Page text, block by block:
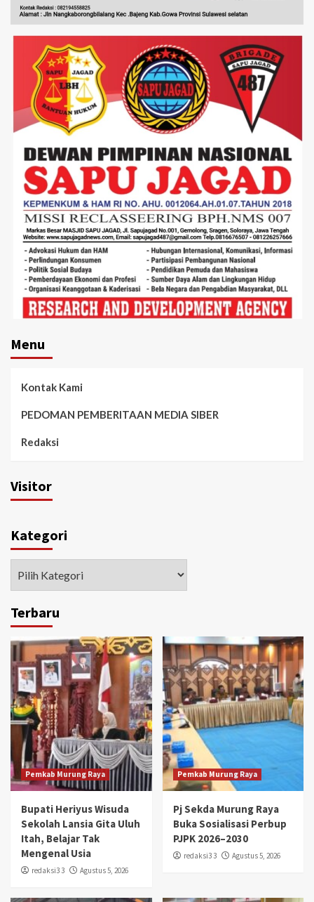
Menu
Kontak Kami
PEDOMAN PEMBERITAAN MEDIA SIBER
Redaksi
Visitor
Kategori
Terbaru
Pemkab Murung Raya
Bupati Heriyus Wisuda
Sekolah Lansia Gita Uluh
Itah, Belajar Tak
Mengenal Usia
redaksi3 3 Agustus 5, 2026
Pemkab Murung Raya
Pj Sekda Murung Raya
Buka Sosialisasi Perbup
PJPK 2026–2030
redaksi3 3 Agustus 5, 2026